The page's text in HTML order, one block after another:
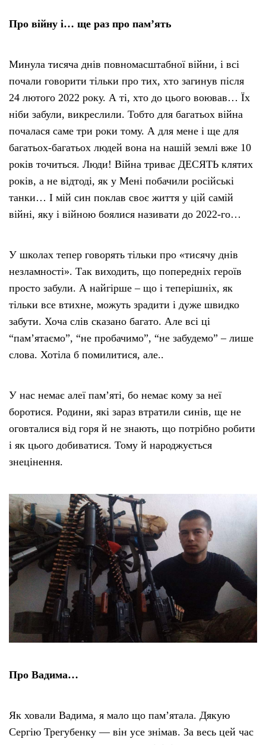
Про війну і… ще раз про пам’ять
Минула тисяча днів повномасштабної війни, і всі
почали говорити тільки про тих, хто загинув після
24 лютого 2022 року. А ті, хто до цього воював… Їх
ніби забули, викреслили. Тобто для багатьох війна
почалася саме три роки тому. А для мене і ще для
багатьох-багатьох людей вона на нашій землі вже 10
років точиться. Люди! Війна триває ДЕСЯТЬ клятих
років, а не відтоді, як у Мені побачили російські
танки… І мій син поклав своє життя у цій самій
війні, яку і війною боялися називати до 2022-го…
У школах тепер говорять тільки про «тисячу днів
незламності». Так виходить, що попередніх героїв
просто забули. А найгірше – що і теперішніх, як
тільки все втихне, можуть зрадити і дуже швидко
забути. Хоча слів сказано багато. Але всі ці
“пам’ятаємо”, “не пробачимо”, “не забудемо” – лише
слова. Хотіла б помилитися, але..
У нас немає алеї пам’яті, бо немає кому за неї
боротися. Родини, які зараз втратили синів, ще не
оговталися від горя й не знають, що потрібно робити
і як цього добиватися. Тому й народжується
знецінення.
Про Вадима…
Як ховали Вадима, я мало що пам’ятала. Дякую
Сергію Трегубенку — він усе знімав. За весь цей час